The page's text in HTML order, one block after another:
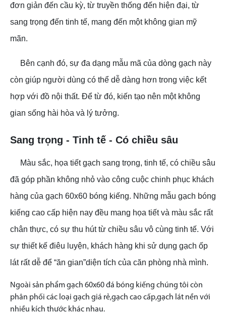
đơn giản đến cầu kỳ, từ truyền thống đến hiện đại, từ
sang trọng đến tinh tế, mang đến một không gian mỹ
mãn.
Bên cạnh đó, sự đa dạng mẫu mã của dòng gạch này
còn giúp người dùng có thể dễ dàng hơn trong việc kết
hợp với đồ nội thất. Để từ đó, kiến tạo nên một không
gian sống hài hòa và lý tưởng.
Sang trọng - Tinh tế - Có chiều sâu
Màu sắc, họa tiết gạch sang trọng, tinh tế, có chiều sâu
đã góp phần không nhỏ vào công cuộc chinh phục khách
hàng của gạch 60x60 bóng kiếng. Những mẫu gạch bóng
kiếng cao cấp hiện nay đều mang họa tiết và màu sắc rất
chân thực, có sự thu hút từ chiều sâu vô cùng tinh tế. Với
sự thiết kế điêu luyện, khách hàng khi sử dụng gạch ốp
lát rất dễ để “ăn gian”diện tích của căn phòng nhà mình.
Ngoài sản phẩm gạch 60x60 đá bóng kiếng chúng tôi còn
phân phối các loại gạch giá rẻ,gạch cao cấp,gạch lát nền với
nhiều kích thước khác nhau.